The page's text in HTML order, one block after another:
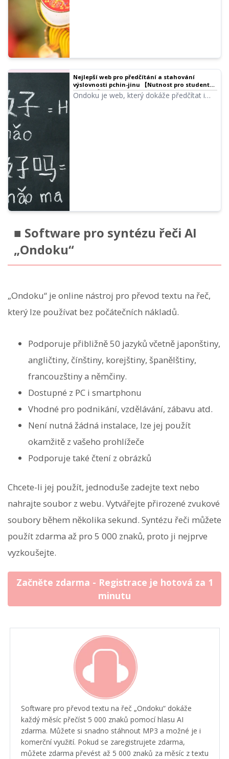
Nejlepší web pro předčítání a stahování
výslovnosti pchin-jinu 【Nutnost pro studenty
čínštiny】
Ondoku je web, který dokáže předčítat i
■ Software pro syntézu řeči AI
„Ondoku“
„Ondoku“ je online nástroj pro převod textu na řeč,
který lze používat bez počátečních nákladů.
Podporuje přibližně 50 jazyků včetně japonštiny,
angličtiny, čínštiny, korejštiny, španělštiny,
francouzštiny a němčiny.
Dostupné z PC i smartphonu
Vhodné pro podnikání, vzdělávání, zábavu atd.
Není nutná žádná instalace, lze jej použít
okamžitě z vašeho prohlížeče
Podporuje také čtení z obrázků
Chcete-li jej použít, jednoduše zadejte text nebo
nahrajte soubor z webu. Vytvářejte přirozené zvukové
soubory během několika sekund. Syntézu řeči můžete
použít zdarma až pro 5 000 znaků, proto ji nejprve
vyzkoušejte.
Začněte zdarma - Registrace je hotová za 1
minutu
Software pro převod textu na řeč „Ondoku“ dokáže
každý měsíc přečíst 5 000 znaků pomocí hlasu AI
zdarma. Můžete si snadno stáhnout MP3 a možné je i
komerční využití. Pokud se zaregistrujete zdarma,
můžete zdarma převést až 5 000 znaků za měsíc z textu